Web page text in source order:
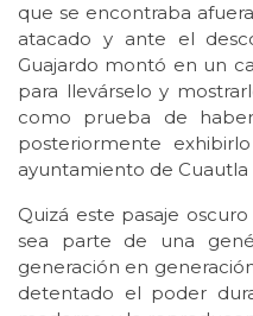
que se encontraba
atacado y ante el
Guajardo montó en un
para llevárselo y
como prueba de
posteriormente
ayuntamiento de Cuautla
Quizá este pasaje
sea parte de una
generación en
detentado el poder